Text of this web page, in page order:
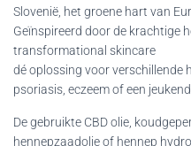
Slovenië, het groene hart van
Geïnspireerd door de krachtige
transformational skincare
dé oplossing voor verschillende
psoriasis, eczeem of een
De gebruikte CBD olie,
hennepzaadolie of hennep